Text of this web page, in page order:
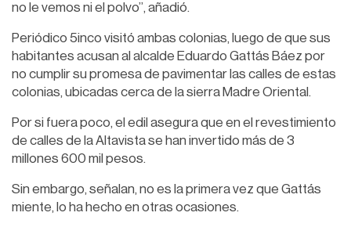
no le vemos ni el polvo”, añadió.
Periódico 5inco visitó ambas colonias, luego de que sus
habitantes acusan al alcalde Eduardo Gattás Báez por
no cumplir su promesa de pavimentar las calles de estas
colonias, ubicadas cerca de la sierra Madre Oriental.
Por si fuera poco, el edil asegura que en el revestimiento
de calles de la Altavista se han invertido más de 3
millones 600 mil pesos.
Sin embargo, señalan, no es la primera vez que Gattás
miente, lo ha hecho en otras ocasiones.